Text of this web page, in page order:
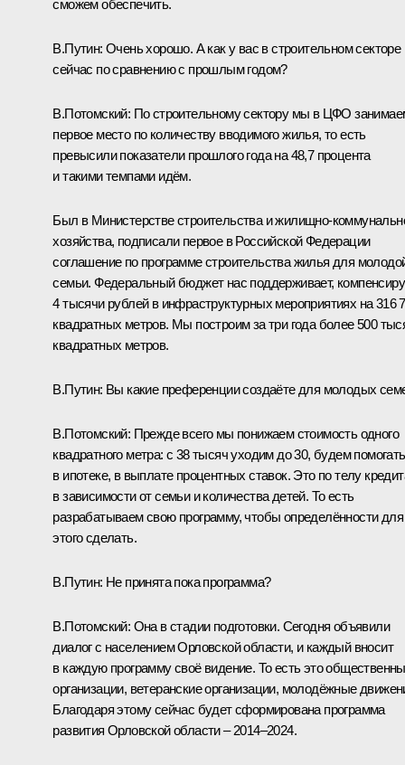
сможем обеспечить.
В.Путин: Очень хорошо. А как у вас в строительном секторе
сейчас по сравнению с прошлым годом?
В.Потомский: По строительному сектору мы в ЦФО
первое место по количеству вводимого жилья, то есть
превысили показатели прошлого года на 48,7 процента
и такими темпами идём.
Был в Министерстве строительства и жилищно-
хозяйства, подписали первое в Российской Федерации
соглашение по программе строительства жилья для
семьи. Федеральный бюджет нас поддерживает,
4 тысячи рублей в инфраструктурных мероприятиях на 316
квадратных метров. Мы построим за три года более 500
квадратных метров.
В.Путин: Вы какие преференции создаёте для молодых
В.Потомский: Прежде всего мы понижаем стоимость одного
квадратного метра: с 38 тысяч уходим до 30, будем помогать
в ипотеке, в выплате процентных ставок. Это по телу
в зависимости от семьи и количества детей. То есть
разрабатываем свою программу, чтобы определённости для
этого сделать.
В.Путин: Не принята пока программа?
В.Потомский: Она в стадии подготовки. Сегодня объявили
диалог с населением Орловской области, и каждый вносит
в каждую программу своё видение. То есть это
организации, ветеранские организации, молодёжные
Благодаря этому сейчас будет сформирована программа
развития Орловской области – 2014–2024.